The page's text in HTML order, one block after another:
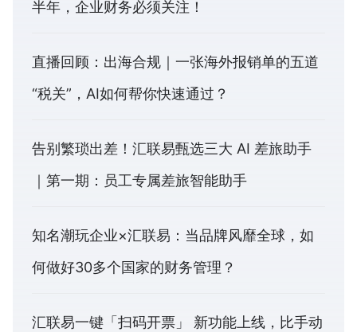
半年，企业财务必须关注！
直播回顾：出海合规｜一张海外报销单的五道
“税关”，AI如何帮你快速通过？
告别繁琐出差！汇联易甄选三大 AI 差旅助手
｜第一期：员工专属差旅智能助手
知名潮玩企业×汇联易：当品牌风靡全球，如
何做好30多个国家的财务管理？
汇联易一键「扫码开票」 新功能上线，比手动